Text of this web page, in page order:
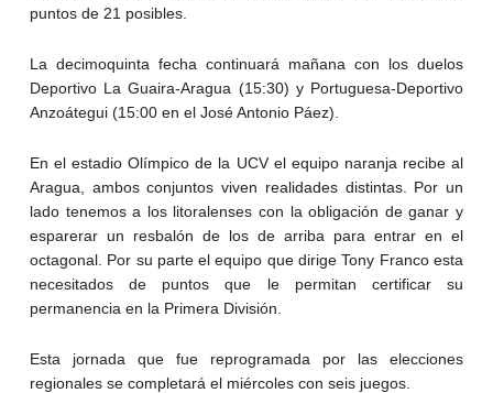
puntos de 21 posibles.
La decimoquinta fecha continuará mañana con los duelos
Deportivo La Guaira-Aragua (15:30) y Portuguesa-Deportivo
Anzoátegui (15:00 en el José Antonio Páez).
En el estadio Olímpico de la UCV el equipo naranja recibe al
Aragua, ambos conjuntos viven realidades distintas. Por un
lado tenemos a los litoralenses con la obligación de ganar y
esparerar un resbalón de los de arriba para entrar en el
octagonal. Por su parte el equipo que dirige Tony Franco esta
necesitados de puntos que le permitan certificar su
permanencia en la Primera División.
Esta jornada que fue reprogramada por las elecciones
regionales se completará el miércoles con seis juegos.